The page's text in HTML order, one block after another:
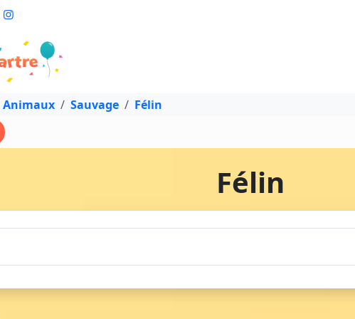
Animaux Sauvage Félin
Félin